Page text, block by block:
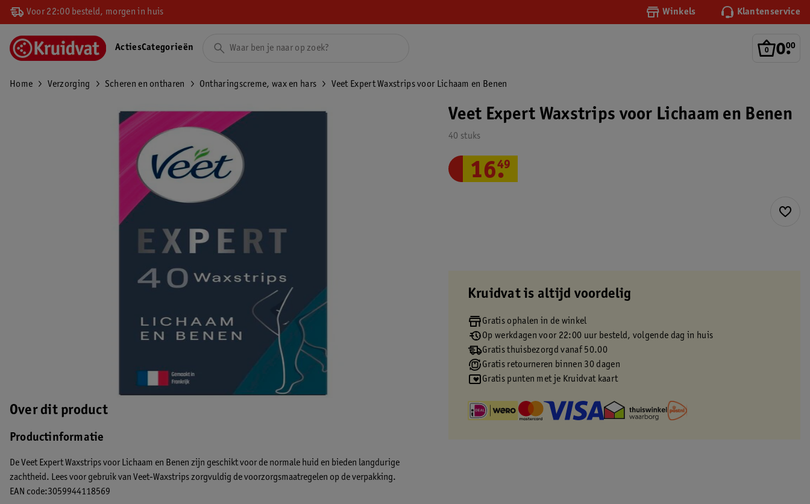
Voor 22:00 besteld, morgen in huis Winkels Klantenservice
0.
00
ActiesCategorieën
Home Verzorging Scheren en ontharen Ontharingscreme, wax en hars Veet Expert Waxstrips voor Lichaam en Benen
Over dit product
Productinformatie
De Veet Expert Waxstrips voor Lichaam en Benen zijn geschikt voor de normale huid en bieden langdurige
zachtheid. Lees voor gebruik van Veet-Waxstrips zorgvuldig de voorzorgsmaatregelen op de verpakking.
EAN code:3059944118569
Veet Expert Waxstrips voor Lichaam en Benen
40 stuks
16.
49
Kruidvat is altijd voordelig
Gratis ophalen in de winkel
Op werkdagen voor 22:00 uur besteld, volgende dag in huis
Gratis thuisbezorgd vanaf 50.00
Gratis retourneren binnen 30 dagen
Gratis punten met je Kruidvat kaart